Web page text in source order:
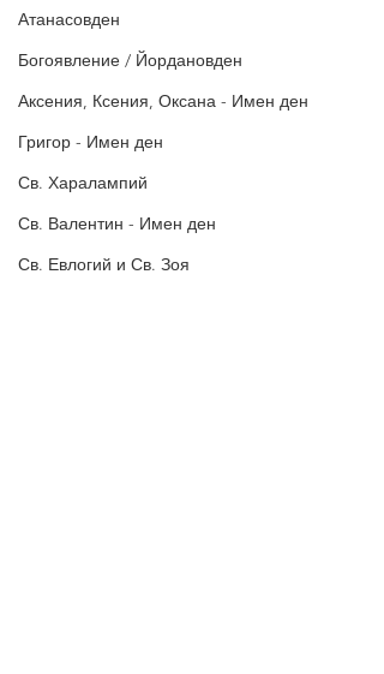
Атанасовден
Богоявление / Йордановден
Аксения, Ксения, Оксана - Имен ден
Григор - Имен ден
Св. Харалампий
Св. Валентин - Имен ден
Св. Евлогий и Св. Зоя
БЛАГОДАРИМ!